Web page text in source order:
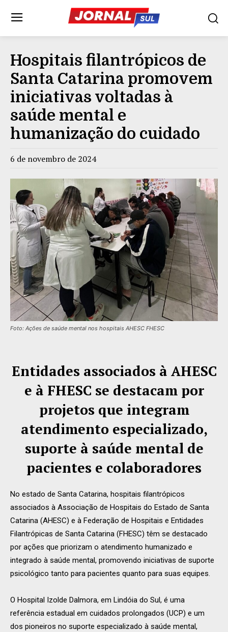
Hospitais filantrópicos de
Santa Catarina promovem
iniciativas voltadas à
saúde mental e
humanização do cuidado
6 de novembro de 2024
Foto: Ações de saúde mental nos hospitais AHESC FHESC
Entidades associados à AHESC
e à FHESC se destacam por
projetos que integram
atendimento especializado,
suporte à saúde mental de
pacientes e colaboradores
No estado de Santa Catarina, hospitais filantrópicos
associados à Associação de Hospitais do Estado de Santa
Catarina (AHESC) e à Federação de Hospitais e Entidades
Filantrópicas de Santa Catarina (FHESC) têm se destacado
por ações que priorizam o atendimento humanizado e
integrado à saúde mental, promovendo iniciativas de suporte
psicológico tanto para pacientes quanto para suas equipes.
O Hospital Izolde Dalmora, em Lindóia do Sul, é uma
referência estadual em cuidados prolongados (UCP) e um
dos pioneiros no suporte especializado à saúde mental,